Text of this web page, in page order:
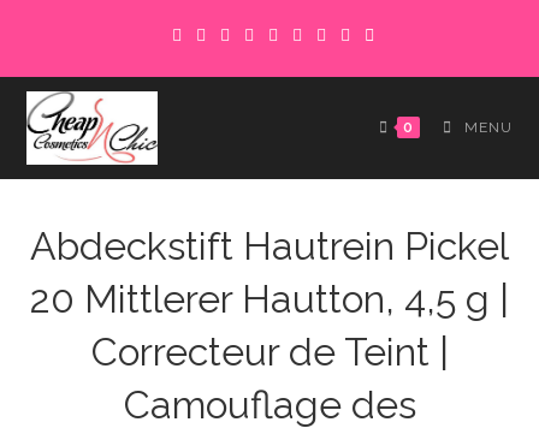
content
0 MENU
Abdeckstift Hautrein Pickel
20 Mittlerer Hautton, 4,5 g |
Correcteur de Teint |
Camouflage des